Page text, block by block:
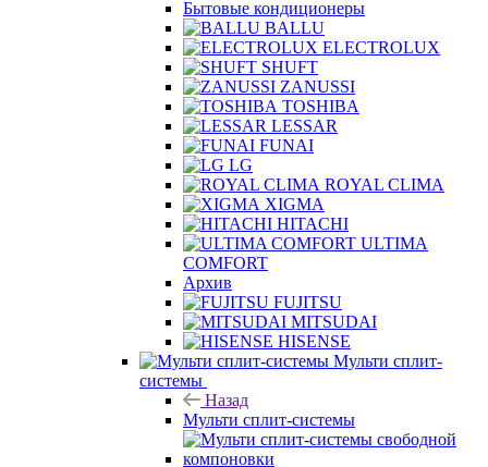
Бытовые кондиционеры
BALLU
ELECTROLUX
SHUFT
ZANUSSI
TOSHIBA
LESSAR
FUNAI
LG
ROYAL CLIMA
XIGMA
HITACHI
ULTIMA
COMFORT
Архив
FUJITSU
MITSUDAI
HISENSE
Мульти сплит-
системы
Назад
Мульти сплит-системы